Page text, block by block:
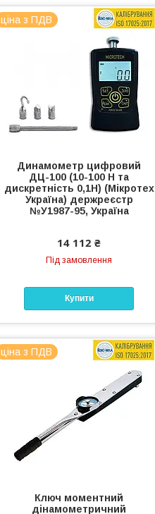
ціна з ПДВ
Динамометр цифровий
ДЦ-100 (10-100 Н та
дискретність 0,1Н) (Мікротех
Україна) держреєстр
№У1987-95, Україна
14 112 ₴
Під замовлення
Купити
ціна з ПДВ
Ключ моментний
дінамометричний